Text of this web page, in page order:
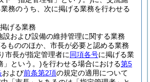
務のうち、次に掲げる業務を行わせる
げる業務
設および設備の維持管理に関する業務
もののほか、市長が必要と認める業務
市長が指定管理者に同項各号に掲げる業
」という。)を行わせる場合における第5
および前条第2項の規定の適用について